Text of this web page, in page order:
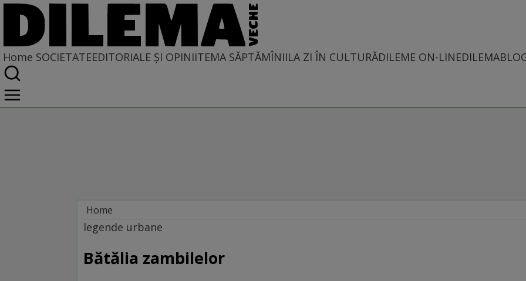
Home SOCIETATEEDITORIALE ȘI OPINIITEMA SĂPTĂMÎNIILA ZI ÎN CULTURĂDILEME ON-LINE
Home
Societate
legende urbane
Bătălia zambilelor